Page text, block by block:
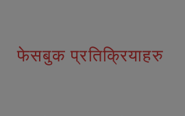
फेसबुक प्रतिक्रियाहरु